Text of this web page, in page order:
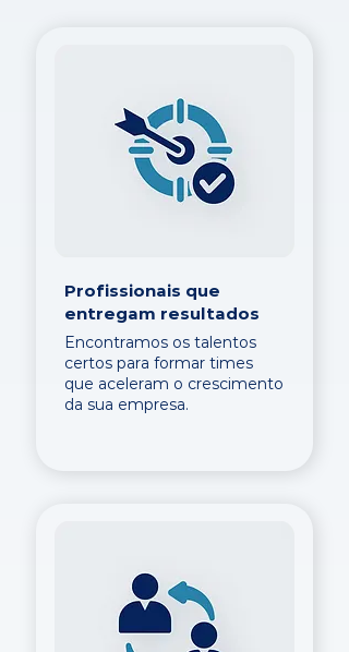
Profissionais que
entregam resultados
Encontramos os talentos
certos para formar times
que aceleram o crescimento
da sua empresa.